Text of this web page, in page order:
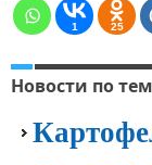
1 25
Новости по